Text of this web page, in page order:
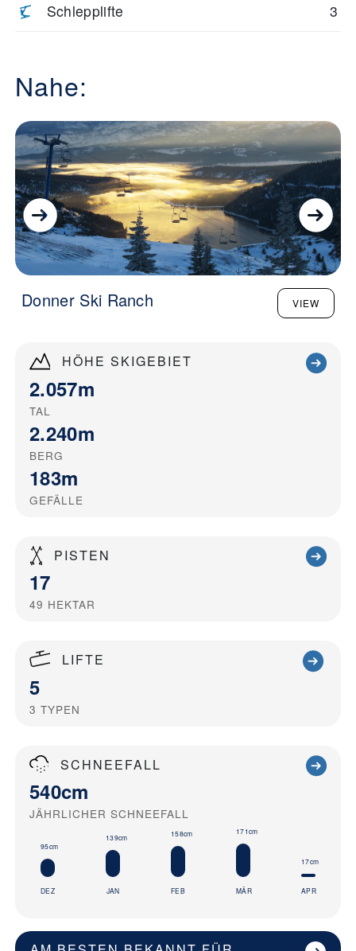
HÖHE SKIGEBIET
2.057m
TAL
2.240m
BERG
183m
GEFÄLLE
PISTEN
17
49 HEKTAR
LIFTE
5
3 TYPEN
SCHNEEFALL
540cm
JÄHRLICHER SCHNEEFALL
95cm
DEZ
139cm
JAN
158cm
FEB
171cm
MÄR
17cm
APR
Schlepplifte 3
Nahe:
Donner Ski Ranch VIEW